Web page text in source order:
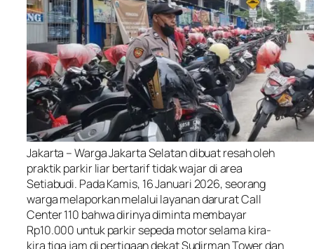
Jakarta – Warga Jakarta Selatan dibuat resah oleh
praktik parkir liar bertarif tidak wajar di area
Setiabudi. Pada Kamis, 16 Januari 2026, seorang
warga melaporkan melalui layanan darurat Call
Center 110 bahwa dirinya diminta membayar
Rp10.000 untuk parkir sepeda motor selama kira-
kira tiga jam di pertigaan dekat Sudirman Tower dan